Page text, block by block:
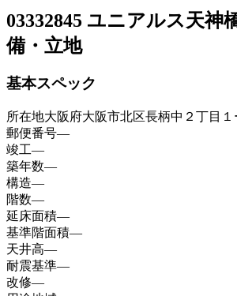
03332845 ユニアルス天神
備・立地
基本スペック
所在地大阪府大阪市北区長柄中２丁目１
郵便番号—
竣工—
築年数—
構造—
階数—
延床面積—
基準階面積—
天井高—
耐震基準—
改修—